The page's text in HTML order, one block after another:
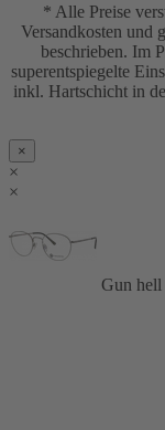
* Alle Preise
Versandkosten und
beschrieben. Im
superentspiegelte
inkl. Hartschicht in
×
×
×
Gun hell